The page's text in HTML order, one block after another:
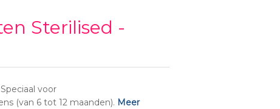
Sterilised -
voor
(van 6 tot 12 maanden). Meer